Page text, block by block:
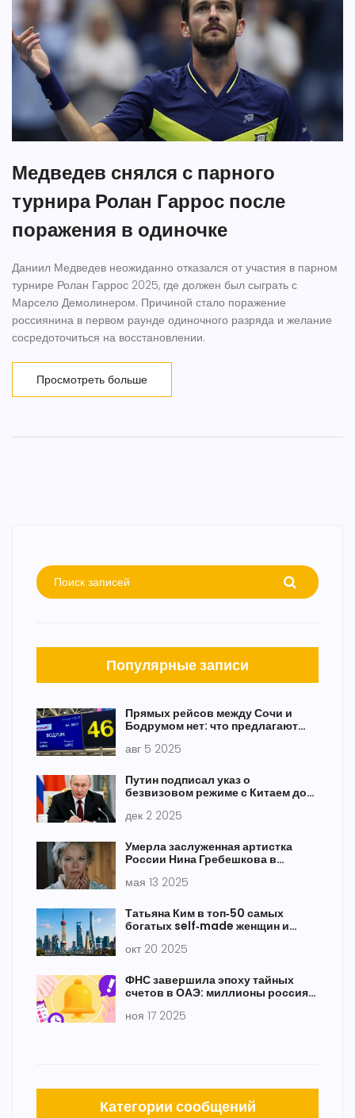
Медведев снялся с парного
турнира Ролан Гаррос после
поражения в одиночке
Даниил Медведев неожиданно отказался от участия в парном
турнире Ролан Гаррос 2025, где должен был сыграть с
Марсело Демолинером. Причиной стало поражение
россиянина в первом раунде одиночного разряда и желание
сосредоточиться на восстановлении.
Просмотреть больше
Популярные записи
Прямых рейсов между Сочи и
Бодрумом нет: что предлагают
авг 5 2025
Путин подписал указ о
безвизовом режиме с Китаем до
дек 2 2025
Умерла заслуженная артистка
России Нина Гребешкова в
мая 13 2025
Татьяна Ким в топ‑50 самых
богатых self‑made женщин и
окт 20 2025
ФНС завершила эпоху тайных
счетов в ОАЭ: миллионы россиян
ноя 17 2025
Категории сообщений